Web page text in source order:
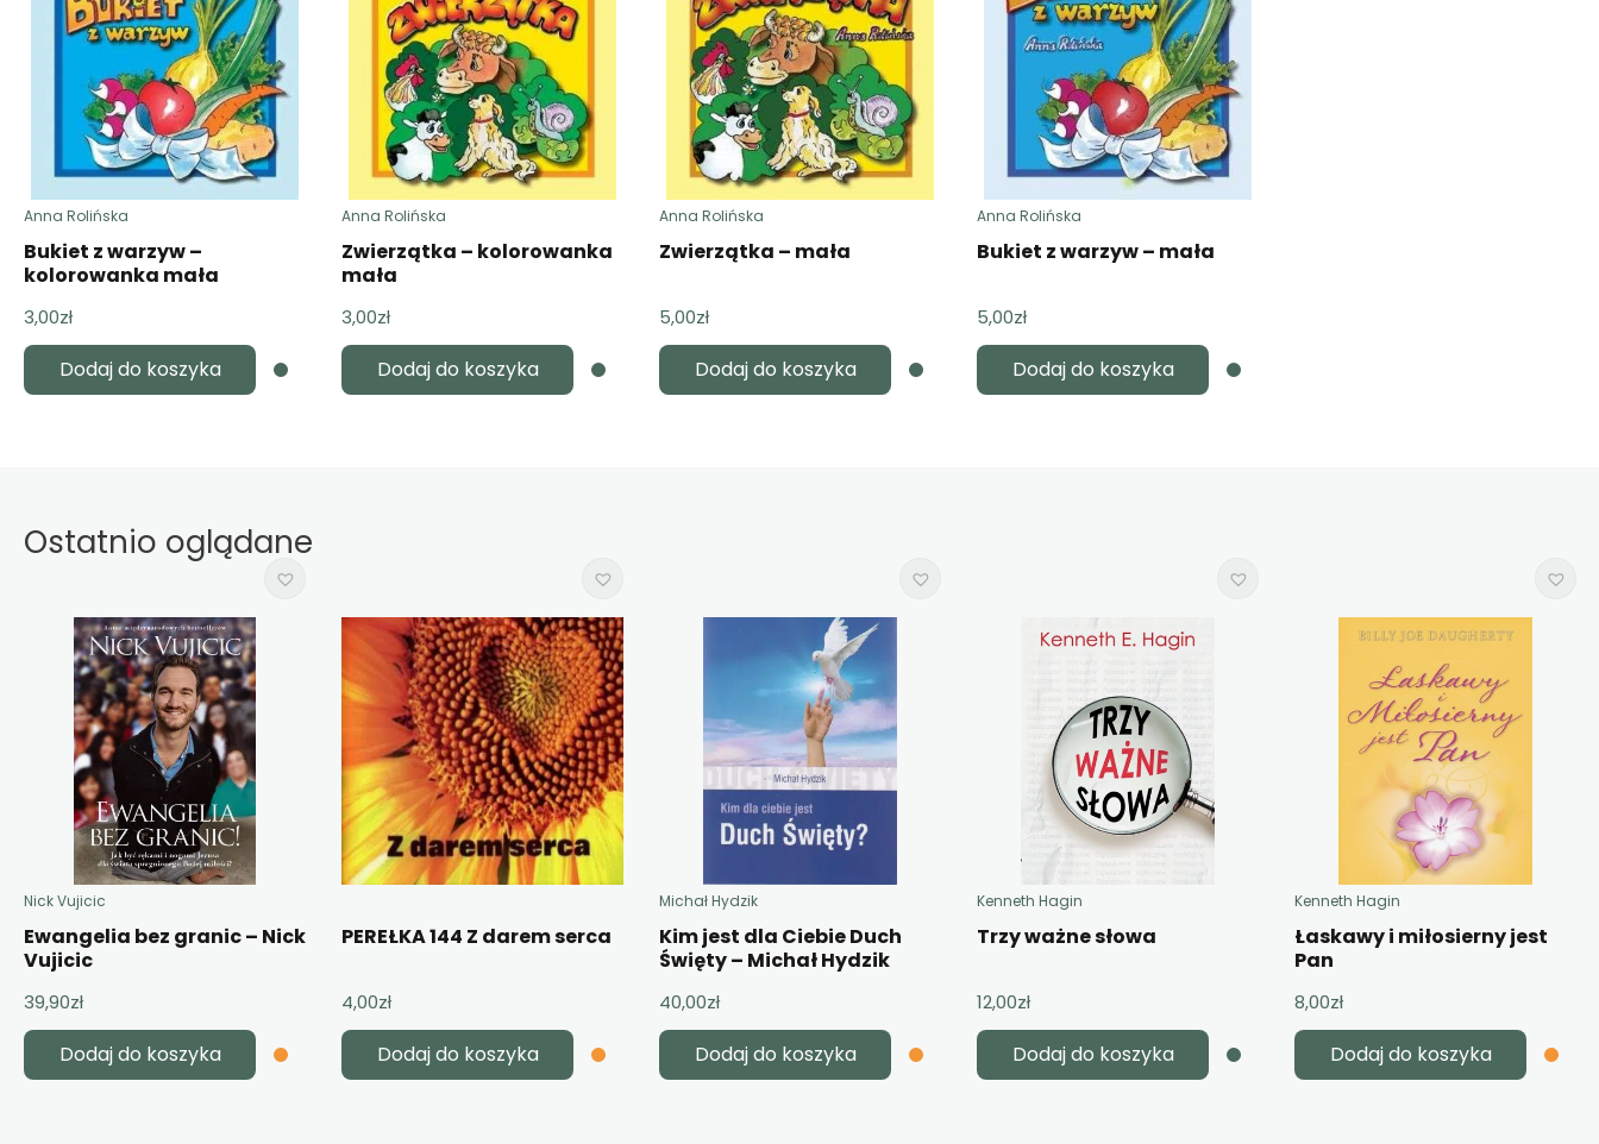
Anna Rolińska
Bukiet z warzyw –
kolorowanka mała
3,00zł
Dodaj do koszyka
Anna Rolińska
Zwierzątka – kolorowanka
mała
3,00zł
Dodaj do koszyka
Anna Rolińska
Zwierzątka – mała
5,00zł
Dodaj do koszyka
Anna Rolińska
Bukiet z warzyw – mała
5,00zł
Dodaj do koszyka
Ostatnio oglądane
Nick Vujicic
Ewangelia bez granic – Nick
Vujicic
39,90zł
Dodaj do koszyka
PEREŁKA 144 Z darem serca
4,00zł
Dodaj do koszyka
Michał Hydzik
Kim jest dla Ciebie Duch
Święty – Michał Hydzik
40,00zł
Dodaj do koszyka
Kenneth Hagin
Trzy ważne słowa
12,00zł
Dodaj do koszyka
Kenneth Hagin
Łaskawy i miłosierny jest
Pan
8,00zł
Dodaj do koszyka